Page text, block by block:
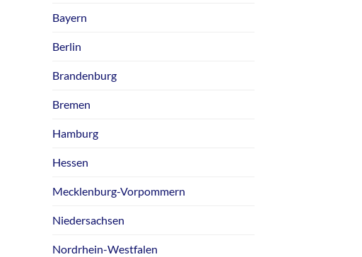
Bayern
Berlin
Brandenburg
Bremen
Hamburg
Hessen
Mecklenburg-Vorpommern
Niedersachsen
Nordrhein-Westfalen